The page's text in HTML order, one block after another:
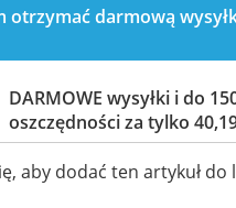
otrzymać darmową
DARMOWE wysyłki i do
oszczędności za tylko
aby dodać ten artykuł do